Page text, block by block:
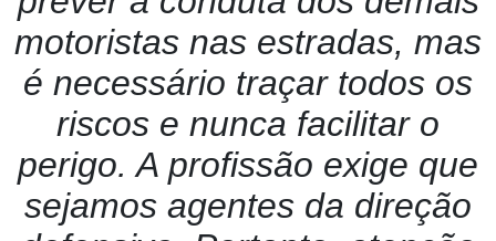
motoristas nas estradas, mas
é necessário traçar todos os
riscos e nunca facilitar o
perigo. A profissão exige que
sejamos agentes da direção